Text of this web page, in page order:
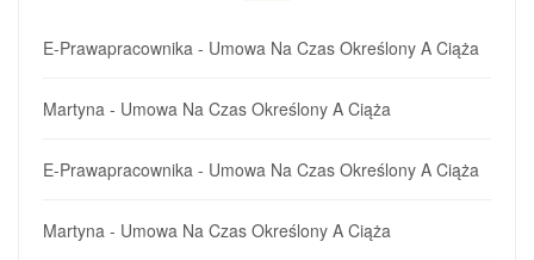
E-Prawapracownika - Umowa Na Czas Określony A Ciąża
Martyna - Umowa Na Czas Określony A Ciąża
E-Prawapracownika - Umowa Na Czas Określony A Ciąża
Martyna - Umowa Na Czas Określony A Ciąża